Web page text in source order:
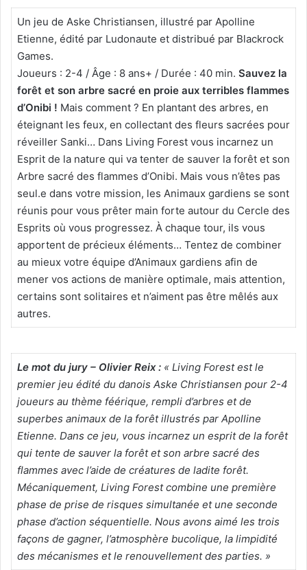
Un jeu de Aske Christiansen, illustré par Apolline
Etienne, édité par Ludonaute et distribué par Blackrock
Games.
Joueurs : 2-4 / Âge : 8 ans+ / Durée : 40 min. Sauvez la
forêt et son arbre sacré en proie aux terribles flammes
d’Onibi ! Mais comment ? En plantant des arbres, en
éteignant les feux, en collectant des fleurs sacrées pour
réveiller Sanki… Dans Living Forest vous incarnez un
Esprit de la nature qui va tenter de sauver la forêt et son
Arbre sacré des flammes d’Onibi. Mais vous n’êtes pas
seul.e dans votre mission, les Animaux gardiens se sont
réunis pour vous prêter main forte autour du Cercle des
Esprits où vous progressez. À chaque tour, ils vous
apportent de précieux éléments… Tentez de combiner
au mieux votre équipe d’Animaux gardiens afin de
mener vos actions de manière optimale, mais attention,
certains sont solitaires et n’aiment pas être mêlés aux
autres.
Le mot du jury – Olivier Reix : « Living Forest est le
premier jeu édité du danois Aske Christiansen pour 2-4
joueurs au thème féérique, rempli d’arbres et de
superbes animaux de la forêt illustrés par Apolline
Etienne. Dans ce jeu, vous incarnez un esprit de la forêt
qui tente de sauver la forêt et son arbre sacré des
flammes avec l’aide de créatures de ladite forêt.
Mécaniquement, Living Forest combine une première
phase de prise de risques simultanée et une seconde
phase d’action séquentielle. Nous avons aimé les trois
façons de gagner, l’atmosphère bucolique, la limpidité
des mécanismes et le renouvellement des parties. »